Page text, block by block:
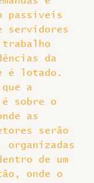
passíveis
servidores
trabalho
da
é lotado.
a
é sobre o
as
serão
organizadas
de um
onde o